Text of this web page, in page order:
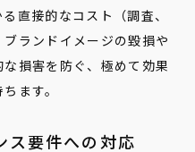
直接的なコスト（調査、
ランドイメージの毀損や
損害を防ぐ、極めて効果
ます。
要件への対応